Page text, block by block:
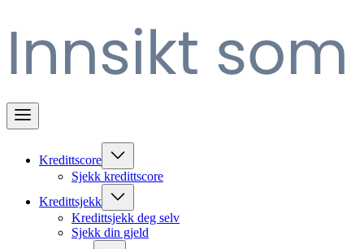
Kredittscore
Sjekk kredittscore
Kredittsjekk
Kredittsjekk deg selv
Sjekk din gjeld